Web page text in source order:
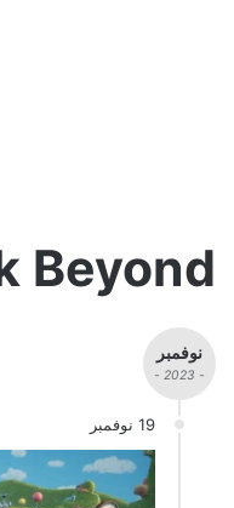
Beyond
نوفمبر
- 2023 -
19 نوفمبر